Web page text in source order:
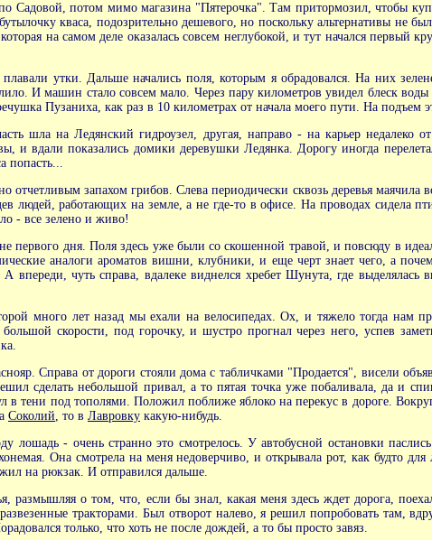
Садовой, потом мимо магазина "Пятерочка". Там притормозил, чтобы
кваса, подозрительно дешевого, но поскольку альтернативы не
на самом деле оказалась совсем неглубокой, и тут начался первый
утки. Дальше начались поля, которым я обрадовался. На них
И машин стало совсем мало. Через пару километров увидел блеск
Пузаниха, как раз в 10 километрах от начала моего пути. На подъем
шла на Ледянский гидроузел, другая, направо - на карьер
и вдали показались домики деревушки Ледянка. Дорогу иногда
попасть...
отчетливым запахом грибов. Слева периодически сквозь деревья маячила
людей, работающих на земле, а не где-то в офисе. На проводах сидела
- все зелено и живо!
дня. Поля здесь уже были со скошенной травой, и повсюду в
аналоги ароматов вишни, клубники, и еще черт знает чего, а
впереди, чуть справа, вдалеке виднелся хребет Шунута, где
много лет назад мы ехали на велосипедах. Ох, и тяжело тогда нам
скорости, под горочку, и шустро прогнал через него, успев
Справа от дороги стояли дома с табличками "Продается", висели
сделать небольшой привал, а то пятая точка уже побаливала, да и
в тени под тополями. Положил поближе яблоко на перекус в дороге.
Соколий, то в Лавровку какую-нибудь.
лошадь - очень странно это смотрелось. У автобусной остановки
Она смотрела на меня недоверчиво, и открывала рот, как будто
на рюкзак. И отправился дальше.
размышляя о том, что, если бы знал, какая меня здесь ждет дорога,
тракторами. Был отворот налево, я решил попробовать там,
только, что хоть не после дождей, а то бы просто завяз.